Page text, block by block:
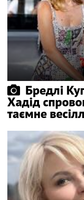
Бредлі
Хадід
таємне